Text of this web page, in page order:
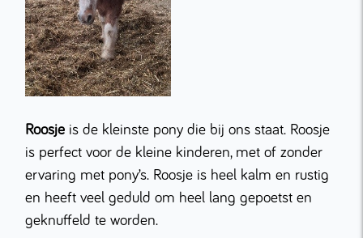
Roosje is de kleinste pony die bij ons staat. Roosje
is perfect voor de kleine kinderen, met of zonder
ervaring met pony’s. Roosje is heel kalm en rustig
en heeft veel geduld om heel lang gepoetst en
geknuffeld te worden.